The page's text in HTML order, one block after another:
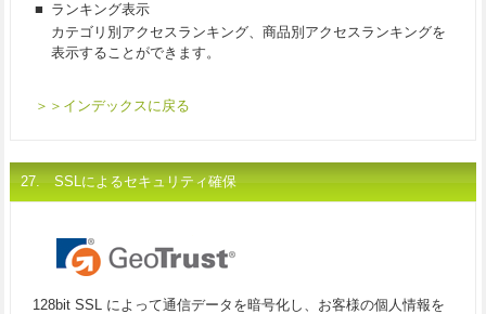
■ ランキング表示
カテゴリ別アクセスランキング、商品別アクセスランキングを
表示することができます。
＞＞インデックスに戻る
27. SSLによるセキュリティ確保
128bit SSL によって通信データを暗号化し、お客様の個人情報を